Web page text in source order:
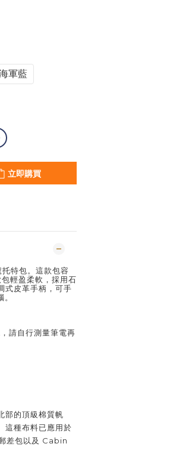
軍藍
立即購買
特包。這款包容
輕盈柔軟，採用石
式皮革手柄，可手
。
請自行測量筆電再
部的頂級棉質帆
這種布料已應用於
差包以及 Cabin